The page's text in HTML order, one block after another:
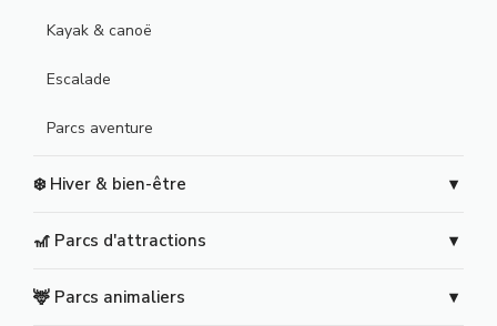
Kayak & canoë
Escalade
Parcs aventure
❄️ Hiver & bien-être
🎢 Parcs d'attractions
🦌 Parcs animaliers